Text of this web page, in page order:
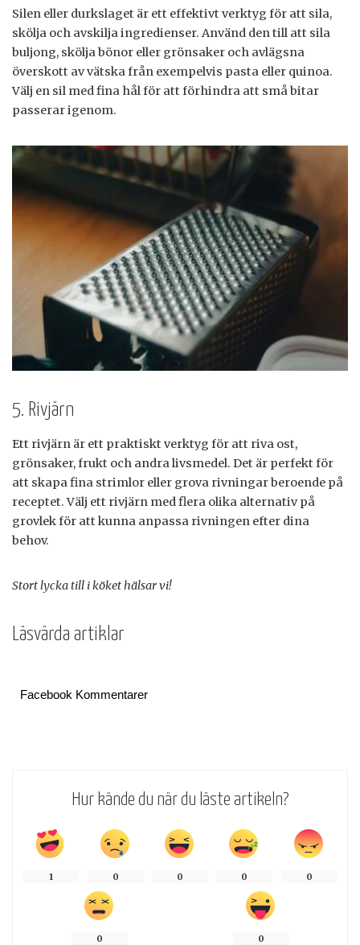
Silen eller durkslaget är ett effektivt verktyg för att sila,
skölja och avskilja ingredienser. Använd den till att sila
buljong, skölja bönor eller grönsaker och avlägsna
överskott av vätska från exempelvis pasta eller quinoa.
Välj en sil med fina hål för att förhindra att små bitar
passerar igenom.
5. Rivjärn
Ett rivjärn är ett praktiskt verktyg för att riva ost,
grönsaker, frukt och andra livsmedel. Det är perfekt för
att skapa fina strimlor eller grova rivningar beroende på
receptet. Välj ett rivjärn med flera olika alternativ på
grovlek för att kunna anpassa rivningen efter dina
behov.
Stort lycka till i köket hälsar vi!
Läsvärda artiklar
Facebook Kommentarer
Hur kände du när du läste artikeln?
1 0 0 0 0
0 0